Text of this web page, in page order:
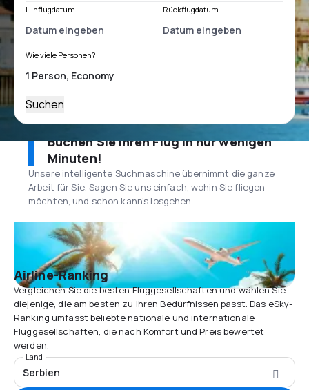
Hinflugdatum Rückflugdatum
Wie viele Personen?
Suchen
Buchen Sie Ihren Flug in nur wenigen
Minuten!
Unsere intelligente Suchmaschine übernimmt die ganze
Arbeit für Sie. Sagen Sie uns einfach, wohin Sie fliegen
möchten, und schon kann’s losgehen.
Airline-Ranking
Vergleichen Sie die besten Fluggesellschaften und wählen Sie
diejenige, die am besten zu Ihren Bedürfnissen passt. Das eSky-
Ranking umfasst beliebte nationale und internationale
Fluggesellschaften, die nach Komfort und Preis bewertet
werden.
Land
Serbien